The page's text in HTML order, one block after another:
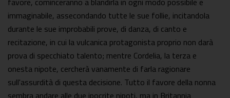
immaginabile, assecondando tutte le sue follie, incitandola
durante le sue improbabili prove, di danza, di canto e
recitazione, in cui la vulcanica protagonista proprio non darà
prova di specchiato talento; mentre Cordelia, la terza e
onesta nipote, cercherà vanamente di farla ragionare
sull'assurdità di questa decisione. Tutto il favore della nonna
sembra andare alle due ipocrite nipoti, ma in Britannia